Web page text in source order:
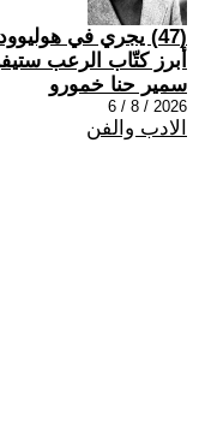
(47) يجري في
أبرز كتّاب الرعب
سمير حنا خمورو
2026 / 8 / 6
الادب والفن